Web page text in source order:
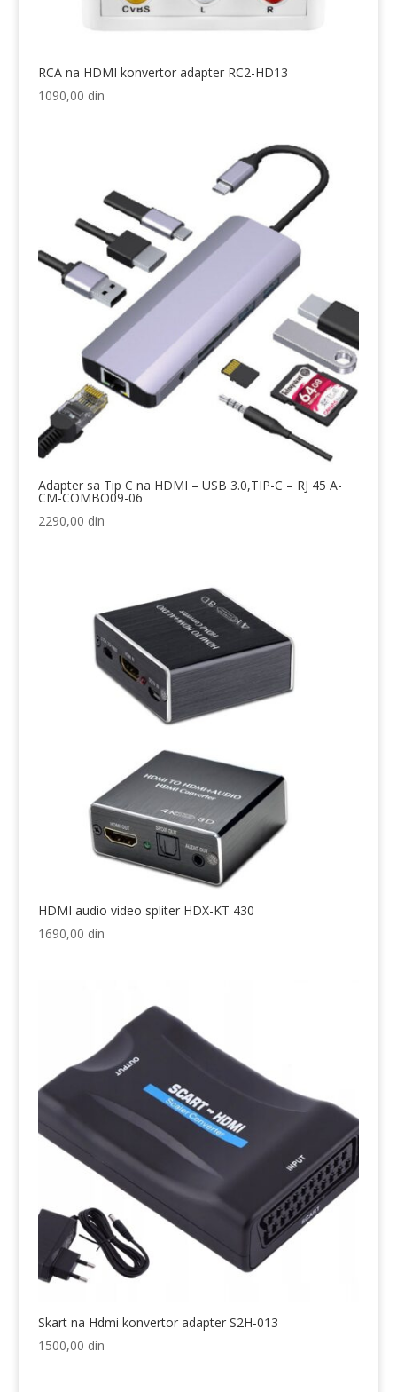
RCA na HDMI konvertor adapter RC2-HD13
1090,00 din
Adapter sa Tip C na HDMI – USB 3.0,TIP-C – RJ 45 A-
CM-COMBO09-06
2290,00 din
HDMI audio video spliter HDX-KT 430
1690,00 din
Skart na Hdmi konvertor adapter S2H-013
1500,00 din